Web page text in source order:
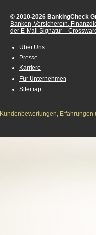
© 2010-2026 BankingCheck
Banken, Versicherern,
der E-Mail Signatur –
Über Uns
Presse
Karriere
Für Unternehmen
Sitemap
Kundenbewertungen, Erfahrungen